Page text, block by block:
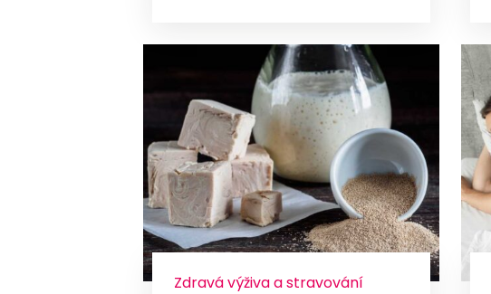
Zdravá výživa a stravování